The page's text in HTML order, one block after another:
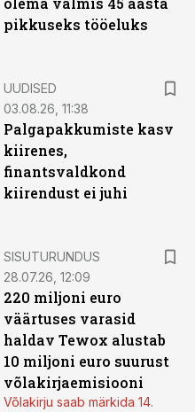
pikkuseks tööeluks
UUDISED
03.08.26, 11:38
Palgapakkumiste kasv
kiirenes,
finantsvaldkond
kiirendust ei juhi
SISUTURUNDUS
28.07.26, 12:09
220 miljoni euro
väärtuses varasid
haldav Tewox alustab
10 miljoni euro suurust
võlakirjaemisiooni
Võlakirju saab märkida 14.